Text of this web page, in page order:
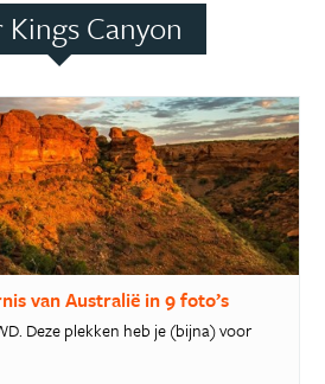
Canyon
van Australië in 9 foto’s
Deze plekken heb je (bijna) voor